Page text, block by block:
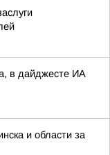
в дайджесте ИА
и области за